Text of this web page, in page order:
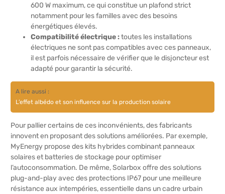
600 W maximum, ce qui constitue un plafond strict
notamment pour les familles avec des besoins
énergétiques élevés.
Compatibilité électrique :toutes les installations
électriques ne sont pas compatibles avec ces panneaux,
il est parfois nécessaire de vérifier que le disjoncteur est
adapté pour garantir la sécurité.
A lire aussi :
L’effet albédo et son influence sur la production solaire
Pour pallier certains de ces inconvénients, des fabricants
innovent en proposant des solutions améliorées. Par exemple,
MyEnergy propose des kits hybrides combinant panneaux
solaires et batteries de stockage pour optimiser
l’autoconsommation. De même, Solarbox offre des solutions
plug-and-play avec des protections IP67 pour une meilleure
résistance aux intempéries, essentielle dans un cadre urbain